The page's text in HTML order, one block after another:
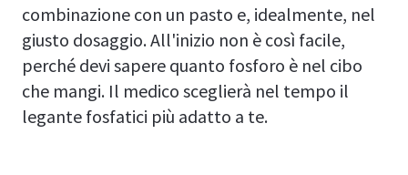
combinazione con un pasto e, idealmente, nel
giusto dosaggio. All'inizio non è così facile,
perché devi sapere quanto fosforo è nel cibo
che mangi. Il medico sceglierà nel tempo il
legante fosfatici più adatto a te.